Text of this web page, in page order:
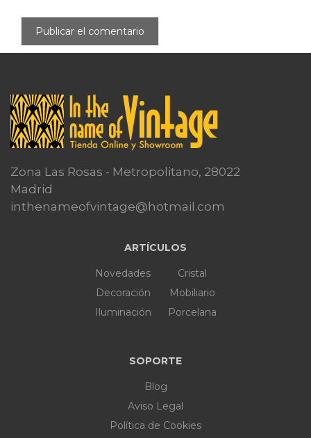
Zona Las Rosas - Metropolitano, 28022
Madrid
inthenameofvintage@hotmail.com
ARTÍCULOS
Novedades
Decoración
Iluminación
Cristal
Mobiliario
Porcelana
SOPORTE
Blog
Aviso Legal
Política de Cookies